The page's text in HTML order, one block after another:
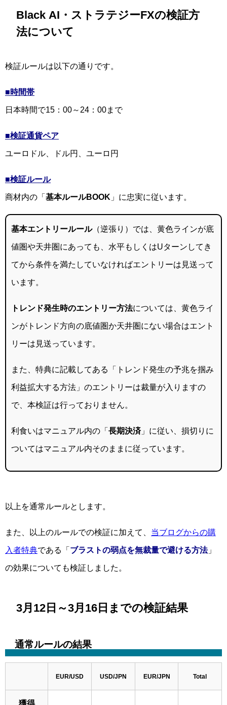
Black AI・ストラテジーFXの検証方
法について
検証ルールは以下の通りです。
■時間帯
日本時間で15：00～24：00まで
■検証通貨ペア
ユーロドル、ドル円、ユーロ円
■検証ルール
商材内の「 基本ルールBOOK 」に忠実に従います。
基本エントリールール（逆張り）では、黄色ラインが底
値圏や天井圏にあっても、水平もしくはUターンしてき
てから条件を満たしていなければエントリーは見送って
います。
トレンド発生時のエントリー方法については、黄色ライ
ンがトレンド方向の底値圏か天井圏にない場合はエント
リーは見送っています。
また、特典に記載してある「トレンド発生の予兆を掴み
利益拡大する方法」のエントリーは裁量が入りますの
で、本検証は行っておりません。
利食いはマニュアル内の「 長期決済」に従い、損切りに
ついてはマニュアル内そのままに従っています。
以上を通常ルールとします。
また、以上のルールでの検証に加えて、 当ブログからの購
入者特典である「 ブラストの弱点を無裁量で避ける方法」
の効果についても検証しました。
3月12日～3月16日までの検証結果
通常ルールの結果
EUR/USD USD/JPN EUR/JPN Total
獲得